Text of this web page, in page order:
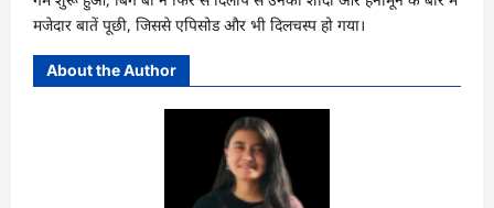
मजेदार बातें पूछी, जिससे एपिसोड और भी दिलचस्प हो गया।
About the Author